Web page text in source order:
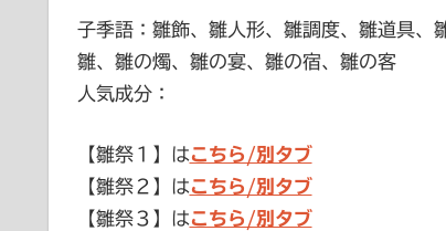
子季語：雛飾、雛人形、雛調度、雛道具、
雛、雛の燭、雛の宴、雛の宿、雛の客
人気成分：
【雛祭１】はこちら/別タブ
【雛祭２】はこちら/別タブ
【雛祭３】はこちら/別タブ